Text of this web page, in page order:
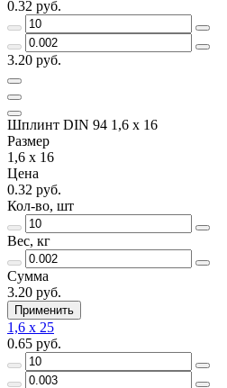
0.32 руб.
3.20 руб.
Шплинт DIN 94 1,6 х 16
Размер
1,6 х 16
Цена
0.32 руб.
Кол-во, шт
Вес, кг
Сумма
3.20 руб.
Применить
1,6 х 25
0.65 руб.